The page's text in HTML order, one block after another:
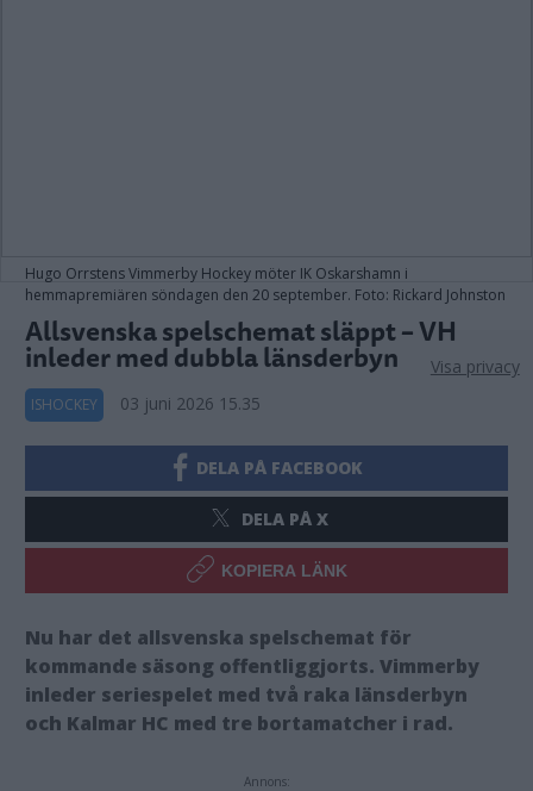
Hugo Orrstens Vimmerby Hockey möter IK Oskarshamn i
hemmapremiären söndagen den 20 september. Foto: Rickard Johnston
Allsvenska spelschemat släppt – VH
inleder med dubbla länsderbyn
ISHOCKEY 03 juni 2026 15.35
DELA PÅ FACEBOOK
DELA PÅ X
KOPIERA LÄNK
Nu har det allsvenska spelschemat för
kommande säsong offentliggjorts. Vimmerby
inleder seriespelet med två raka länsderbyn
och Kalmar HC med tre bortamatcher i rad.
Annons:
Visa privacy